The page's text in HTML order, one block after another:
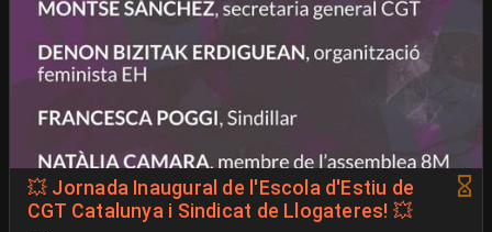
💥 Jornada Inaugural de l'Escola d'Estiu de
CGT Catalunya i Sindicat de Llogateres! 💥